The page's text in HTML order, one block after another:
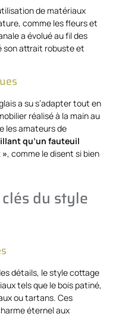
de matériaux
comme les fleurs et
a évolué au fil des
son attrait robuste et
a su s’adapter tout en
réalisé à la main au
les amateurs de
qu’un fauteuil
, comme le disent si bien
du style
détails, le style cottage
tels que le bois patiné,
ou tartans. Ces
éternel aux